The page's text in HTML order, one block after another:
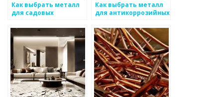
Как выбрать металл
для садовых
Как выбрать металл
для антикоррозийных